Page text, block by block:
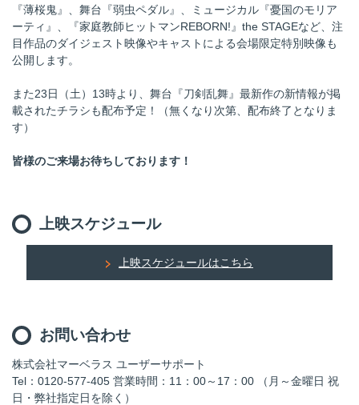
『薄桜鬼』、舞台『弱虫ペダル』、ミュージカル『憂国のモリア
ーティ』、『家庭教師ヒットマンREBORN!』the STAGEなど、注
目作品のダイジェスト映像やキャストによる会場限定特別映像も
公開します。
また23日（土）13時より、舞台『刀剣乱舞』 最新作の新情報が掲
載されたチラシも配布予定！（無くなり次第、配布終了となりま
す）
皆様のご来場お待ちしております！
上映スケジュール
上映スケジュールはこちら
お問い合わせ
株式会社マーベラス ユーザーサポート
Tel：0120-577-405 営業時間：11：00～17：00 （月～金曜日 祝
日・弊社指定日を除く）